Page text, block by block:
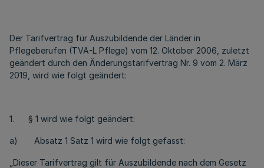
Der Tarifvertrag für Auszubildende der Länder in
Pflegeberufen (TVA-L Pflege) vom 12. Oktober 2006, zuletzt
geändert durch den Änderungstarifvertrag Nr. 9 vom 2. März
2019, wird wie folgt geändert:
1. § 1 wird wie folgt geändert:
a) Absatz 1 Satz 1 wird wie folgt gefasst:
„Dieser Tarifvertrag gilt für Auszubildende nach dem Gesetz